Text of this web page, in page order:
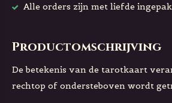
Alle orders zijn met liefde
Productomschrijving
De betekenis van de tarotkaart
rechtop of ondersteboven wordt